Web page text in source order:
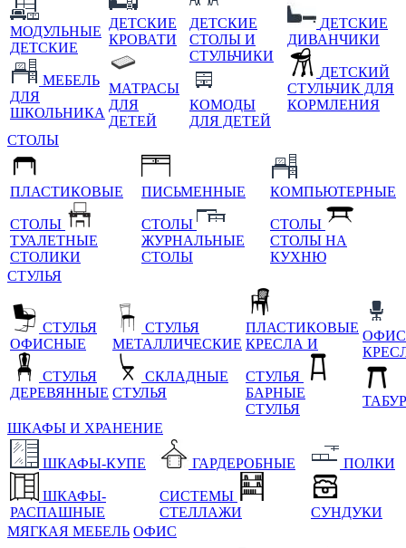
МОДУЛЬНЫЕ
ДЕТСКИЕ
МЕБЕЛЬ
ДЛЯ
ШКОЛЬНИКА
ДЕТСКИЕ
КРОВАТИ
МАТРАСЫ
ДЛЯ
ДЕТЕЙ
ДЕТСКИЕ
СТОЛЫ И
СТУЛЬЧИКИ
КОМОДЫ
ДЛЯ ДЕТЕЙ
ДЕТСКИЕ
ДИВАНЧИКИ
ДЕТСКИЙ
СТУЛЬЧИК ДЛЯ
КОРМЛЕНИЯ
СТОЛЫ
ПЛАСТИКОВЫЕ
СТОЛЫ
ТУАЛЕТНЫЕ
СТОЛИКИ
ПИСЬМЕННЫЕ
СТОЛЫ
ЖУРНАЛЬНЫЕ
СТОЛЫ
КОМПЬЮТЕРНЫЕ
СТОЛЫ
СТОЛЫ НА
КУХНЮ
СТУЛЬЯ
СТУЛЬЯ
ОФИСНЫЕ
СТУЛЬЯ
ДЕРЕВЯННЫЕ
СТУЛЬЯ
МЕТАЛЛИЧЕСКИЕ
СКЛАДНЫЕ
СТУЛЬЯ
ПЛАСТИКОВЫЕ
КРЕСЛА И
СТУЛЬЯ
БАРНЫЕ
СТУЛЬЯ
ШКАФЫ И ХРАНЕНИЕ
ШКАФЫ-КУПЕ
ШКАФЫ-
РАСПАШНЫЕ
ГАРДЕРОБНЫЕ
СИСТЕМЫ
СТЕЛЛАЖИ
ПОЛКИ
СУНДУКИ
МЯГКАЯ МЕБЕЛЬ ОФИС